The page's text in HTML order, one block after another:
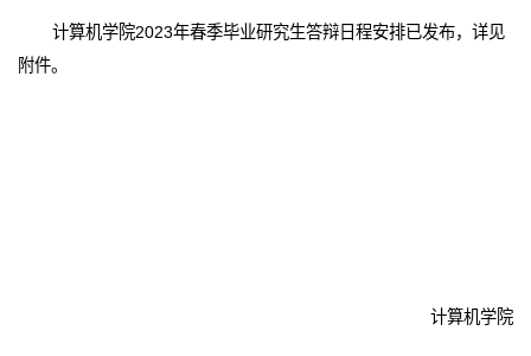
计算机学院2023年春季毕业研究生答辩日程安排已发布，详见
附件。
计算机学院